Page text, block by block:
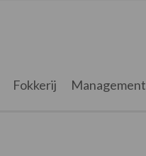
Fokkerij Management